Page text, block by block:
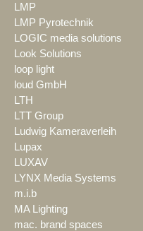
LMP
LMP Pyrotechnik
LOGIC media solutions
Look Solutions
loop light
loud GmbH
LTH
LTT Group
Ludwig Kameraverleih
Lupax
LUXAV
LYNX Media Systems
m.i.b
MA Lighting
mac. brand spaces